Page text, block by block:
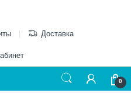
Доставка
0